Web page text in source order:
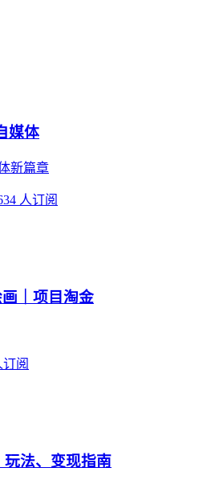
媒体
新篇章
人订阅
｜项目淘金
订阅
法、变现指南